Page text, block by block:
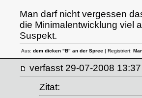
Man darf nicht vergessen
die Minimalentwicklung viel
Suspekt.
Aus: dem dicken "B" an der Spree| Registriert:
verfasst 29-07-2008
Zitat: